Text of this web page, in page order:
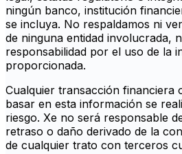
ningún banco, institución
se incluya. No respaldamos ni
de ninguna entidad involucrada,
responsabilidad por el uso de la
proporcionada.
Cualquier transacción financiera
basar en esta información se
riesgo. Xe no será responsable
retraso o daño derivado de la
de cualquier trato con terceros